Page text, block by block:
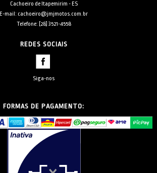
Cachoeiro de Itapemirim - ES
E-mail: cachoeiro@jmjmotos.com.br
Telefone: [28] 3521-4558
REDES SOCIAIS
Siga-nos
FORMAS DE PAGAMENTO: